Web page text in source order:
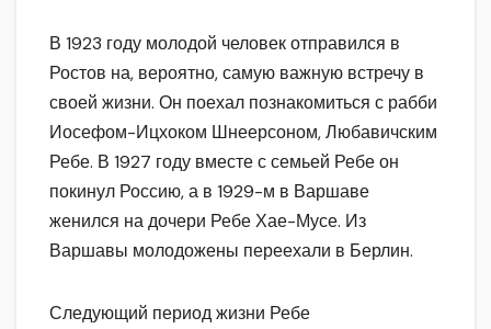
В 1923 году молодой человек отправился в
Ростов на, вероятно, самую важную встречу в
своей жизни. Он поехал познакомиться с рабби
Иосефом-Ицхоком Шнеерсоном, Любавичским
Ребе. В 1927 году вместе с семьей Ребе он
покинул Россию, а в 1929-м в Варшаве
женился на дочери Ребе Хае-Мусе. Из
Варшавы молодожены переехали в Берлин.
Следующий период жизни Ребе